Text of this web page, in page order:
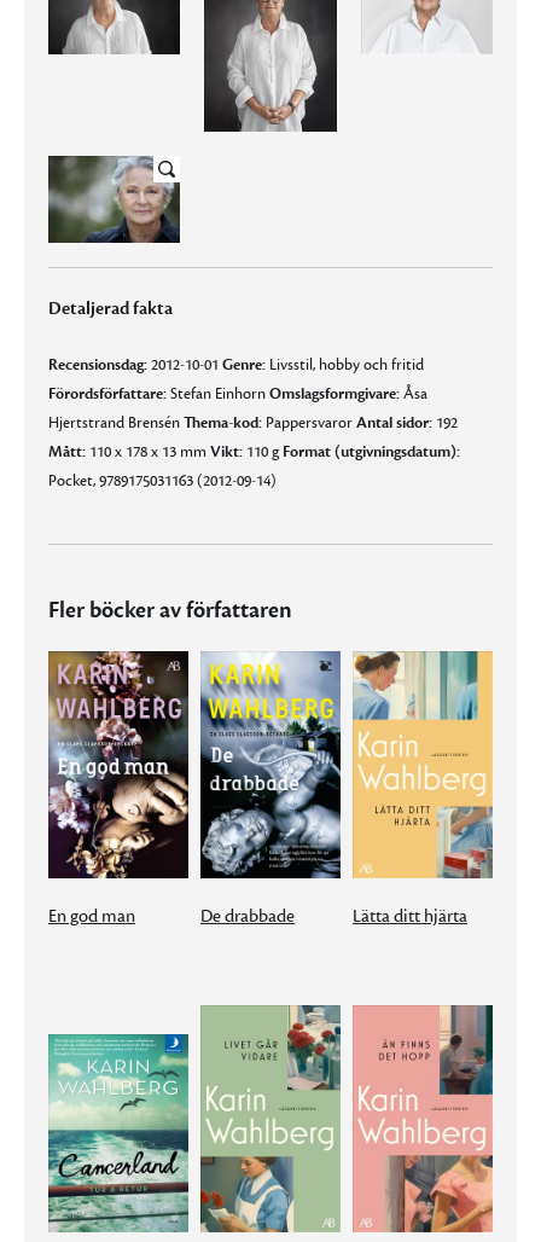
Detaljerad fakta
Recensionsdag:2012-10-01 Genre: Livsstil, hobby och fritid
Förordsförfattare:Stefan EinhornOmslagsformgivare:Åsa
Hjertstrand BrensénThema-kod: PappersvarorAntal sidor: 192
Mått: 110 x 178 x 13 mmVikt: 110 g Format (utgivningsdatum):
Pocket, 9789175031163 (2012-09-14)
Fler böcker av författaren
En god man De drabbade Lätta ditt hjärta